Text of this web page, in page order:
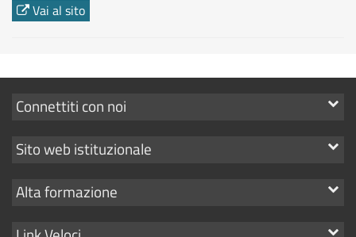
Vai al sito
Mostra
link
Connettiti con noi
Mostra
link
Sito web istituzionale
Mostra
Alta formazione